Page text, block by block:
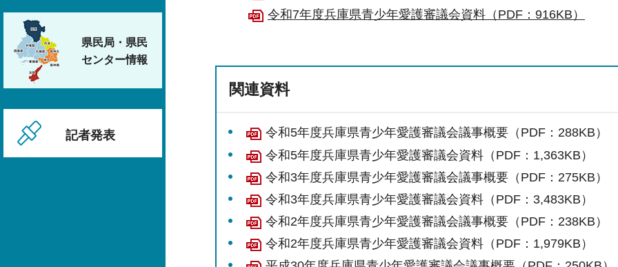
県民局・県民
センター情報
記者発表
令和7年度兵庫県青少年愛護審議会資料（PDF：916KB）
関連資料
令和5年度兵庫県青少年愛護審議会議事概要（PDF：288KB）
令和5年度兵庫県青少年愛護審議会資料（PDF：1,363KB）
令和3年度兵庫県青少年愛護審議会議事概要（PDF：275KB）
令和3年度兵庫県青少年愛護審議会資料（PDF：3,483KB）
令和2年度兵庫県青少年愛護審議会議事概要（PDF：238KB）
令和2年度兵庫県青少年愛護審議会資料（PDF：1,979KB）